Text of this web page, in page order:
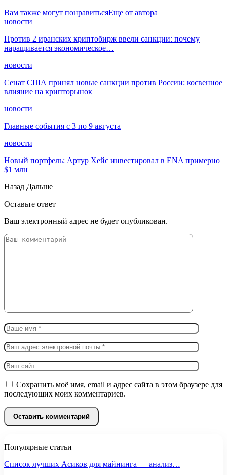
Вам также могут понравитьсяЕще от автора
новости
Против 2 иранских криптобирж ввели санкции: почему
наращивается экономическое…
новости
Сенат США принял новые санкции против России: косвенное
влияние на крипторынок
новости
Главные события с 3 по 9 августа
новости
Новый портфель: Артур Хейс инвестировал в ENA примерно
$1 млн
Назад Дальше
Оставьте ответ
Ваш электронный адрес не будет опубликован.
Сохранить моё имя, email и адрес сайта в этом браузере для
последующих моих комментариев.
Популярные статьи
Список лучших Асиков для майнинга — анализ…